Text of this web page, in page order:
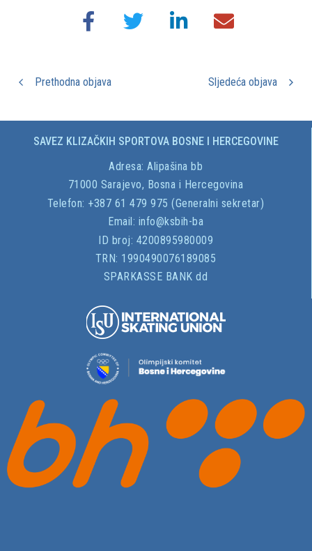
Prethodna objava Sljedeća objava
SAVEZ KLIZAČKIH SPORTOVA BOSNE I HERCEGOVINE
Adresa: Alipašina bb
71000 Sarajevo, Bosna i Hercegovina
Telefon: +387 61 479 975 (Generalni sekretar)
Email: info@ksbih-ba
ID broj: 4200895980009
TRN: 1990490076189085
SPARKASSE BANK dd